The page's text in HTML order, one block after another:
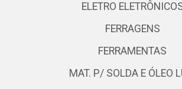
ELETRO
FERRAGENS
FERRAMENTAS
MAT. P/ SOLDA E ÓLEO